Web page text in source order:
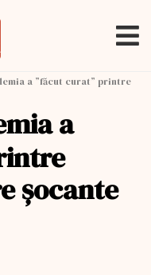
a ”făcut curat” printre
a
șocante